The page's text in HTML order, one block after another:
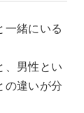
一緒にいる
、男性とい
の違いが分